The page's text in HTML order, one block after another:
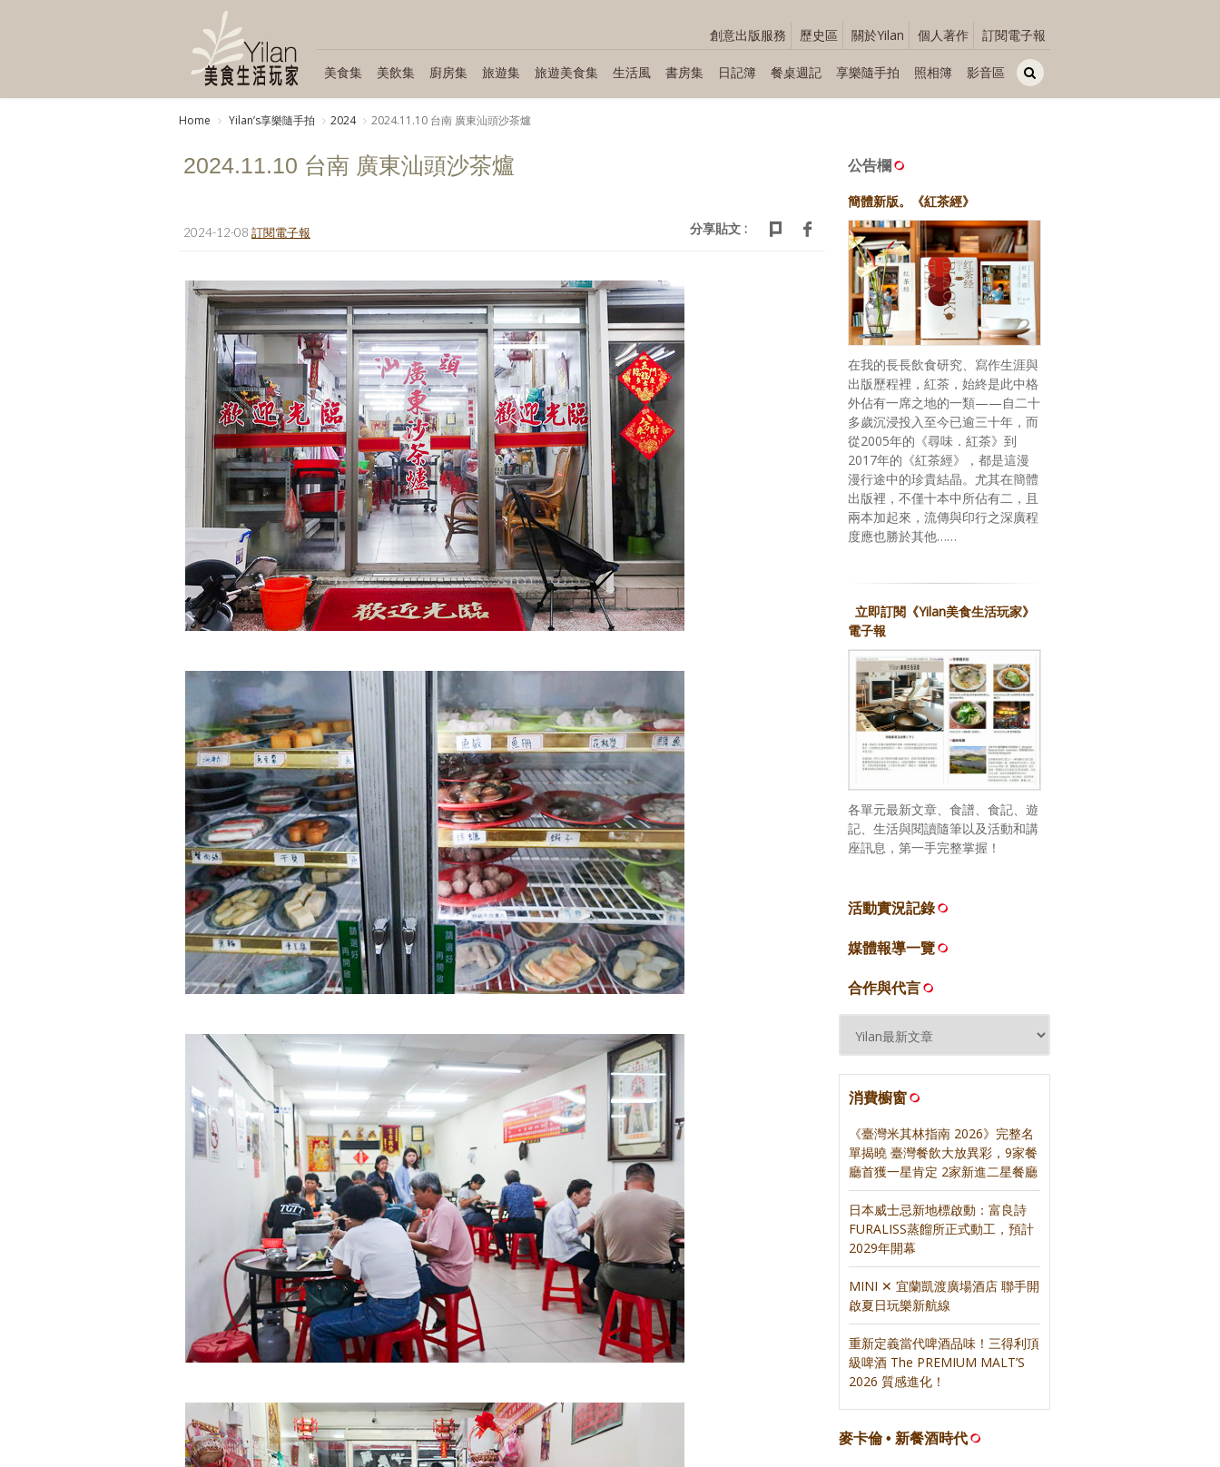
創意出版服務 歷史區 關於Yilan 個人著作 訂閱電子報
美食集 美飲集 廚房集 旅遊集 旅遊美食集 生活風 書房集 日記簿 餐桌週記 享樂隨手拍 照相簿 影音區
Home Yilanʼs享樂隨手拍 2024 2024.11.10 台南 廣東汕頭沙茶爐
2024.11.10 台南 廣東汕頭沙茶爐
2024-12-08 訂閱電子報 分享貼文 :
公告欄
簡體新版。《紅茶經》
在我的長長飲食研究、寫作生涯與
出版歷程裡，紅茶，始終是此中格
外佔有一席之地的一類——自二十
多歲沉浸投入至今已逾三十年，而
從2005年的《尋味．紅茶》到
2017年的《紅茶經》，都是這漫
漫行途中的珍貴結晶。尤其在簡體
出版裡，不僅十本中所佔有二，且
兩本加起來，流傳與印行之深廣程
度應也勝於其他……
立即訂閱《Yilan美食生活玩家》
電子報
各單元最新文章、食譜、食記、遊
記、生活與閱讀隨筆以及活動和講
座訊息，第一手完整掌握！
活動實況記錄
媒體報導一覽
合作與代言
消費櫥窗
《臺灣米其林指南 2026》完整名
單揭曉 臺灣餐飲大放異彩，9家餐
廳首獲一星肯定 2家新進二星餐廳
日本威士忌新地標啟動：富良詩
FURALISS蒸餾所正式動工，預計
2029年開幕
MINI ✕ 宜蘭凱渡廣場酒店 聯手開
啟夏日玩樂新航線
重新定義當代啤酒品味！三得利頂
級啤酒 The PREMIUM MALT’S
2026 質感進化！
麥卡倫 • 新餐酒時代